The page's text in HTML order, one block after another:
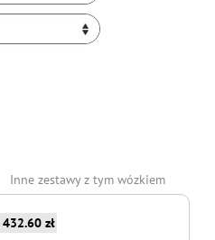
Inne zestawy z tym wózkiem
432.60 zł